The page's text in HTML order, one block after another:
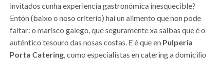
invitados cunha experiencia gastronómica inesquecible?
Entón (baixo o noso criterio) hai un alimento que non pode
faltar: o marisco galego, que seguramente xa saibas que é o
auténtico tesouro das nosas costas. E é que en Pulpería
Porta Catering, como especialistas en catering a domicilio